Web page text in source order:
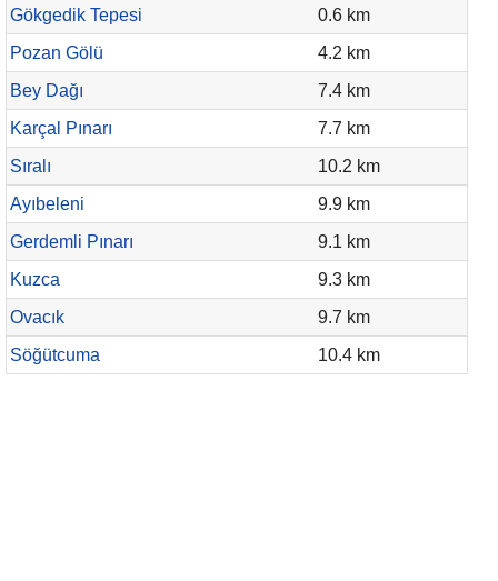
Gökgedik Tepesi
0.6 km
Pozan Gölü
4.2 km
Bey Dağı
7.4 km
Karçal Pınarı
7.7 km
Sıralı
10.2 km
Ayıbeleni
9.9 km
Gerdemli Pınarı
9.1 km
Kuzca
9.3 km
Ovacık
9.7 km
Söğütcuma
10.4 km